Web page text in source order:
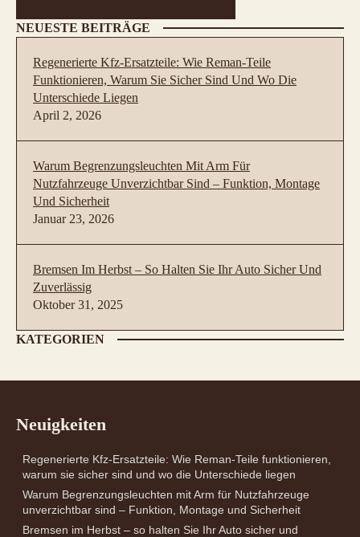
NEUESTE BEITRÄGE
Regenerierte Kfz-Ersatzteile: Wie Reman-Teile
Funktionieren, Warum Sie Sicher Sind Und Wo Die
Unterschiede Liegen
April 2, 2026
Warum Begrenzungsleuchten Mit Arm Für
Nutzfahrzeuge Unverzichtbar Sind – Funktion, Montage
Und Sicherheit
Januar 23, 2026
Bremsen Im Herbst – So Halten Sie Ihr Auto Sicher Und
Zuverlässig
Oktober 31, 2025
KATEGORIEN
Neuigkeiten
Regenerierte Kfz-Ersatzteile: Wie Reman-Teile funktionieren,
warum sie sicher sind und wo die Unterschiede liegen
Warum Begrenzungsleuchten mit Arm für Nutzfahrzeuge
unverzichtbar sind – Funktion, Montage und Sicherheit
Bremsen im Herbst – so halten Sie Ihr Auto sicher und